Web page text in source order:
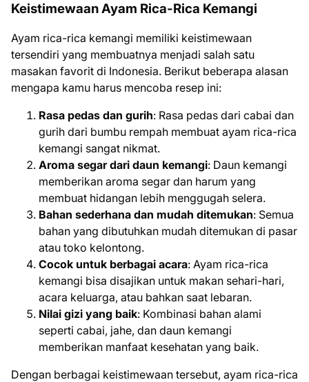
Keistimewaan Ayam Rica-Rica Kemangi
Ayam rica-rica kemangi memiliki keistimewaan
tersendiri yang membuatnya menjadi salah satu
masakan favorit di Indonesia. Berikut beberapa alasan
mengapa kamu harus mencoba resep ini:
Rasa pedas dan gurih: Rasa pedas dari cabai dan
gurih dari bumbu rempah membuat ayam rica-rica
kemangi sangat nikmat.
Aroma segar dari daun kemangi: Daun kemangi
memberikan aroma segar dan harum yang
membuat hidangan lebih menggugah selera.
Bahan sederhana dan mudah ditemukan: Semua
bahan yang dibutuhkan mudah ditemukan di pasar
atau toko kelontong.
Cocok untuk berbagai acara: Ayam rica-rica
kemangi bisa disajikan untuk makan sehari-hari,
acara keluarga, atau bahkan saat lebaran.
Nilai gizi yang baik: Kombinasi bahan alami
seperti cabai, jahe, dan daun kemangi
memberikan manfaat kesehatan yang baik.
Dengan berbagai keistimewaan tersebut, ayam rica-rica